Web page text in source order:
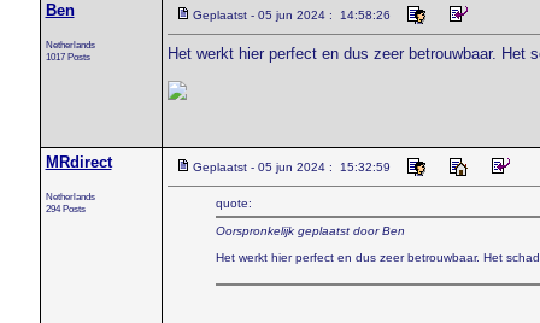
Ben
Netherlands
1017 Posts
Geplaatst - 05 jun 2024 : 14:58:26
Het werkt hier perfect en dus zeer betrouwbaar.
MRdirect
Netherlands
294 Posts
Geplaatst - 05 jun 2024 : 15:32:59
quote:
Oorspronkelijk geplaatst door Ben
Het werkt hier perfect en dus zeer betrouwbaar. Het